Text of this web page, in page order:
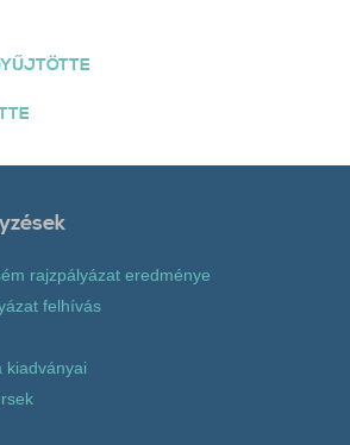
rajzpályázat eredménye
felhívás
kiadványai